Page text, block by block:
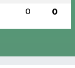
0 0